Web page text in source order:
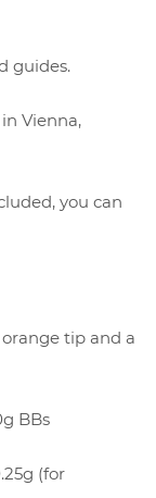
guides.
Vienna,
you can
tip and a
BBs
(for